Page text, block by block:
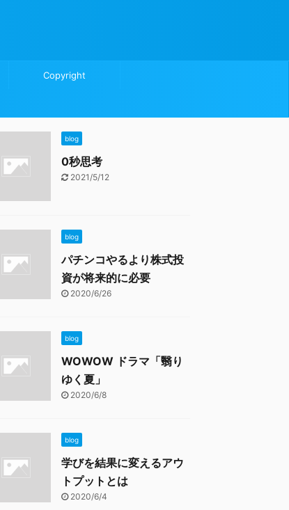
Copyright
blog
0秒思考
2021/5/12
blog
パチンコやるより株式投
資が将来的に必要
2020/6/26
blog
WOWOW ドラマ「翳り
ゆく夏」
2020/6/8
blog
学びを結果に変えるアウ
トプットとは
2020/6/4